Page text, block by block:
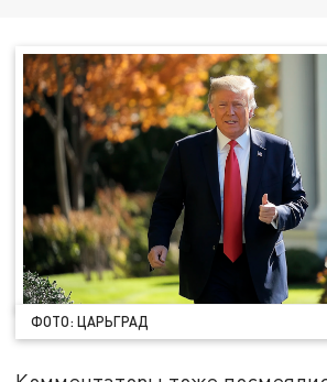
ФОТО: ЦАРЬГРАД